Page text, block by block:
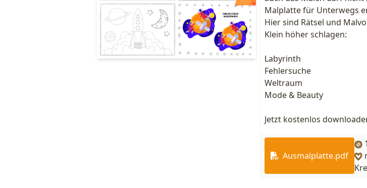
Malplatte für Unterwegs
Hier sind Rätsel und
Klein höher schlagen:
Labyrinth
Fehlersuche
Weltraum
Mode & Beauty
Jetzt kostenlos
Ausmalplatte.pdf